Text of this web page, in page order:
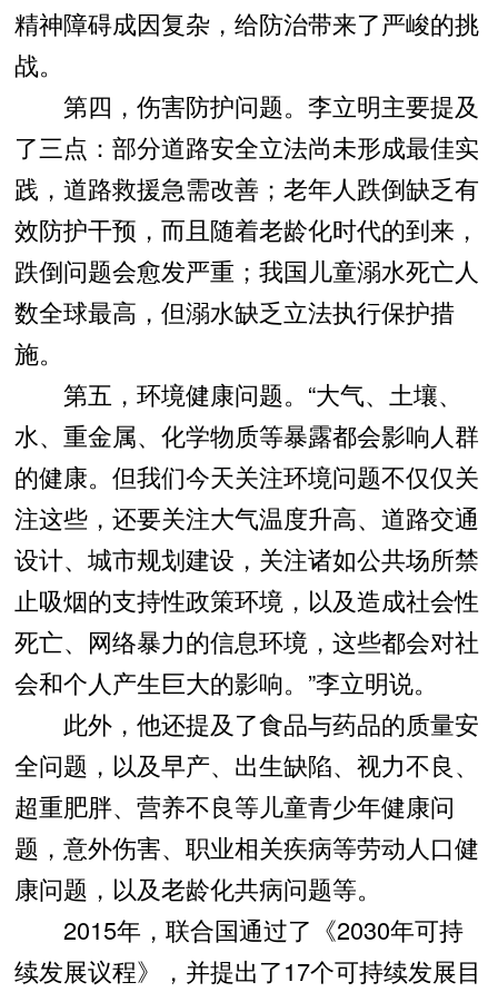
精神障碍成因复杂，给防治带来了严峻的挑
战。
第四，伤害防护问题。李立明主要提及
了三点：部分道路安全立法尚未形成最佳实
践，道路救援急需改善；老年人跌倒缺乏有
效防护干预，而且随着老龄化时代的到来，
跌倒问题会愈发严重；我国儿童溺水死亡人
数全球最高，但溺水缺乏立法执行保护措
施。
第五，环境健康问题。“大气、土壤、
水、重金属、化学物质等暴露都会影响人群
的健康。但我们今天关注环境问题不仅仅关
注这些，还要关注大气温度升高、道路交通
设计、城市规划建设，关注诸如公共场所禁
止吸烟的支持性政策环境，以及造成社会性
死亡、网络暴力的信息环境，这些都会对社
会和个人产生巨大的影响。”李立明说。
此外，他还提及了食品与药品的质量安
全问题，以及早产、出生缺陷、视力不良、
超重肥胖、营养不良等儿童青少年健康问
题，意外伤害、职业相关疾病等劳动人口健
康问题，以及老龄化共病问题等。
2015年，联合国通过了《2030年可持
续发展议程》，并提出了17个可持续发展目